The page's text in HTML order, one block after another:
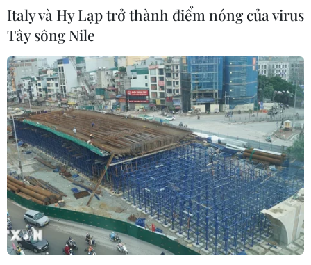
CƠ QUAN CHỦ QUẢN: THÔNG TẤN XÃ VIỆT NAM
Tổng Biên tập: TRẦN TIẾN DUẨN
Phó Tổng Biên tập: NGUYỄN THỊ TÁM, KHÚC THANH
THỦY
Sở hữu trí tuệ
Quy định sử dụng
RSS
Hỗ trợ
Ngôn ngữ
TTXVN
Italy và Hy Lạp trở thành điểm nóng của virus
Tây sông Nile